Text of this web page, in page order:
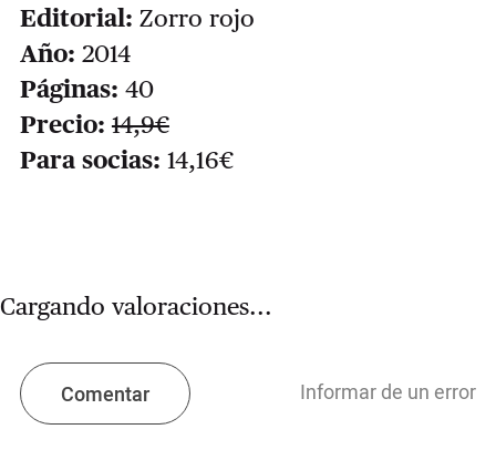
Editorial: Zorro rojo
Año: 2014
Páginas: 40
Precio: 14,9€
Para socias: 14,16€
Cargando valoraciones...
Comentar Informar de un error